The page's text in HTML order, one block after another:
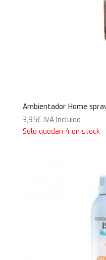
Ambientador Home
3,95€ IVA Incluido
Solo quedan 4 en stock